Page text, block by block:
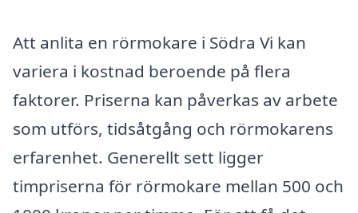
Att anlita en rörmokare i Södra Vi kan
variera i kostnad beroende på flera
faktorer. Priserna kan påverkas av arbete
som utförs, tidsåtgång och rörmokarens
erfarenhet. Generellt sett ligger
timpriserna för rörmokare mellan 500 och